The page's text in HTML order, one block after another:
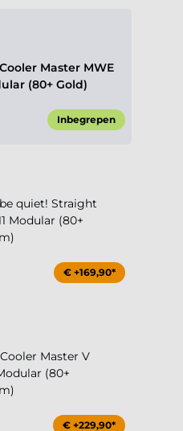
Master MWE
(80+ Gold)
Inbegrepen
quiet! Straight
Modular (80+
€ +169,90*
Master V
(80+
€ +229,90*